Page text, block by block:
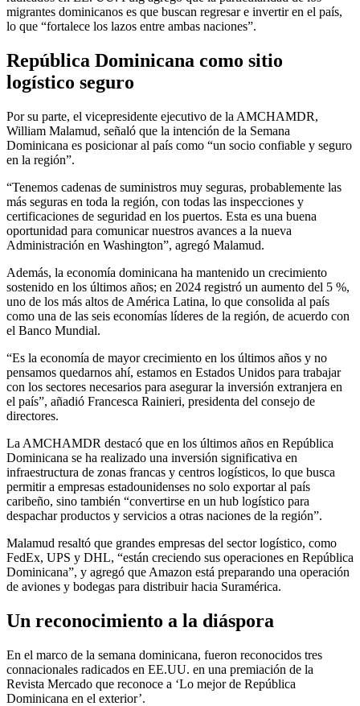
migrantes dominicanos es que buscan regresar e invertir en el país,
lo que “fortalece los lazos entre ambas naciones”.
República Dominicana como sitio
logístico seguro
Por su parte, el vicepresidente ejecutivo de la AMCHAMDR,
William Malamud, señaló que la intención de la Semana
Dominicana es posicionar al país como “un socio confiable y seguro
en la región”.
“Tenemos cadenas de suministros muy seguras, probablemente las
más seguras en toda la región, con todas las inspecciones y
certificaciones de seguridad en los puertos. Esta es una buena
oportunidad para comunicar nuestros avances a la nueva
Administración en Washington”, agregó Malamud.
Además, la economía dominicana ha mantenido un crecimiento
sostenido en los últimos años; en 2024 registró un aumento del 5 %,
uno de los más altos de América Latina, lo que consolida al país
como una de las seis economías líderes de la región, de acuerdo con
el Banco Mundial.
“Es la economía de mayor crecimiento en los últimos años y no
pensamos quedarnos ahí, estamos en Estados Unidos para trabajar
con los sectores necesarios para asegurar la inversión extranjera en
el país”, añadió Francesca Rainieri, presidenta del consejo de
directores.
La AMCHAMDR destacó que en los últimos años en República
Dominicana se ha realizado una inversión significativa en
infraestructura de zonas francas y centros logísticos, lo que busca
permitir a empresas estadounidenses no solo exportar al país
caribeño, sino también “convertirse en un hub logístico para
despachar productos y servicios a otras naciones de la región”.
Malamud resaltó que grandes empresas del sector logístico, como
FedEx, UPS y DHL, “están creciendo sus operaciones en República
Dominicana”, y agregó que Amazon está preparando una operación
de aviones y bodegas para distribuir hacia Suramérica.
Un reconocimiento a la diáspora
En el marco de la semana dominicana, fueron reconocidos tres
connacionales radicados en EE.UU. en una premiación de la
Revista Mercado que reconoce a ‘Lo mejor de República
Dominicana en el exterior’.